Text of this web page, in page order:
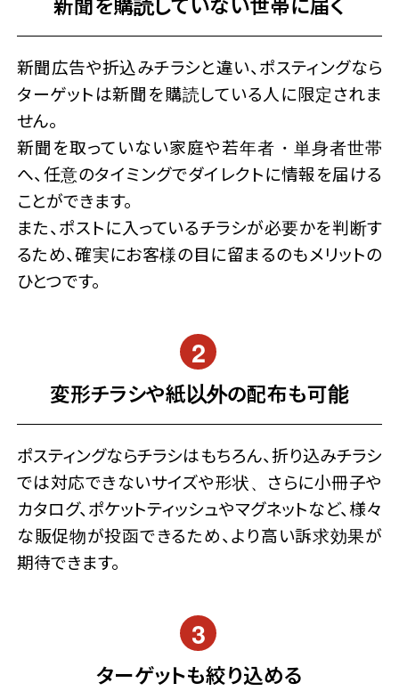
新聞広告や折込みチラシと違い、ポスティングなら
ターゲットは新聞を購読している人に限定されま
せん。
新聞を取っていない家庭や若年者・単身者世帯
へ、任意のタイミングでダイレクトに情報を届ける
ことができます。
また、ポストに入っているチラシが必要かを判断す
るため、確実にお客様の目に留まるのもメリットの
ひとつです。
変形チラシや紙以外の配布も可能
ポスティングならチラシはもちろん、折り込みチラシ
では対応できないサイズや形状、さらに小冊子や
カタログ、ポケットティッシュやマグネットなど、様々
な販促物が投函できるため、より高い訴求効果が
期待できます。
ターゲットも絞り込める